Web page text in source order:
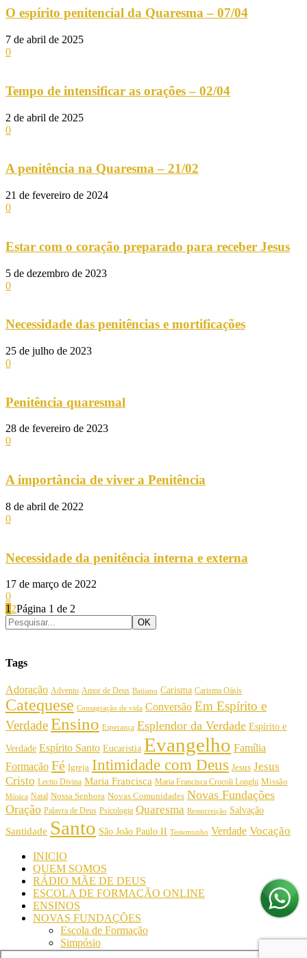
O espírito penitencial da Quaresma – 07/04
7 de abril de 2025
0
Tempo de intensificar as orações – 02/04
2 de abril de 2025
0
A penitência na Quaresma – 21/02
21 de fevereiro de 2024
0
Estar com o coração preparado para receber Jesus
5 de dezembro de 2023
0
Necessidade das penitências e mortificações
25 de julho de 2023
0
Penitência quaresmal
28 de fevereiro de 2023
0
A importância de viver a Penitência
8 de abril de 2022
0
Necessidade da penitência interna e externa
17 de março de 2022
0
1 2Página 1 de 2
Tags
Adoração Advento Amor de Deus Batismo Carisma Carisma Oásis
Catequese Consagração de vida Conversão Em Espírito e
VerdadeEnsino Esperança Esplendor da Verdade Espírito e
Verdade Espírito Santo Eucaristia Evangelho Família
Formação Fé Igreja Intimidade com Deus Jesus Jesus
Cristo Lectio Divina Maria Francisca Maria Francisca Crocoli Longhi Missão
Música Natal Nossa Senhora Novas Comunidades Novas Fundações
Oração Palavra de Deus Psicologia Quaresma Ressurreição Salvação
Santidade Santo São João Paulo II Testemunho Verdade Vocação
INICIO
QUEM SOMOS
RÁDIO MÃE DE DEUS
ESCOLA DE FORMAÇÃO ONLINE
ENSINOS
NOVAS FUNDAÇÕES
Escola de Formação
Simpósio